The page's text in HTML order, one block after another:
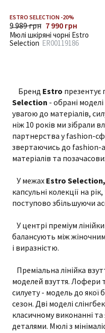
ESTRO SELECTION -20%
9 989 грн 7 990 грн
Мюлі шкіряні чорні Estro
Selection ER00119186
Бренд Estro презентує
Selection - обрані моделі
увагою до матеріалів,
ніж 10 років ми зібрали
партнерства у fashion-
звертаючись до fashion-
матеріалів та
У межах Estro Selection,
капсульні колекції на
поступово збільшуючи
У центрі преміум
балансують між
і виразністю.
Преміальна лінійка
моделей взуття. Лофери
силуету - модель до якої
сезон. Дві моделі
класичному виконанні
деталями. Мюлі з